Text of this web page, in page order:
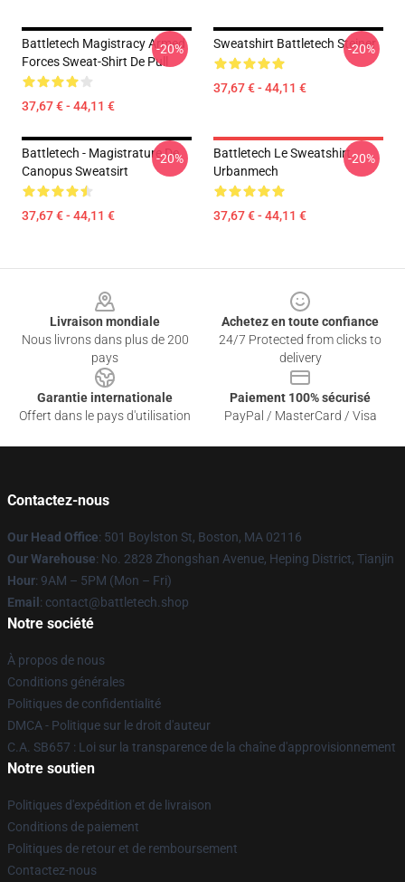
Battletech Magistracy Armed
Forces Sweat-Shirt De Pull
37,67 € - 44,11 €
-20% Sweatshirt Battletech Steiner
37,67 € - 44,11 €
-20%
Battletech - Magistrature De
Canopus Sweatsirt
37,67 € - 44,11 €
-20%
Battletech Le Sweatshirt
Urbanmech
37,67 € - 44,11 €
-20%
Livraison mondiale
Nous livrons dans plus de 200
pays
Achetez en toute confiance
24/7 Protected from clicks to
delivery
Garantie internationale
Offert dans le pays d'utilisation
Paiement 100% sécurisé
PayPal / MasterCard / Visa
Contactez-nous
Our Head Office: 501 Boylston St, Boston, MA 02116
Our Warehouse: No. 2828 Zhongshan Avenue, Heping District, Tianjin
Hour: 9AM – 5PM (Mon – Fri)
Email : contact@battletech.shop
Notre société
À propos de nous
Conditions générales
Politiques de confidentialité
DMCA - Politique sur le droit d'auteur
C.A. SB657 : Loi sur la transparence de la chaîne d'approvisionnement
Notre soutien
Politiques d'expédition et de livraison
Conditions de paiement
Politiques de retour et de remboursement
Contactez-nous